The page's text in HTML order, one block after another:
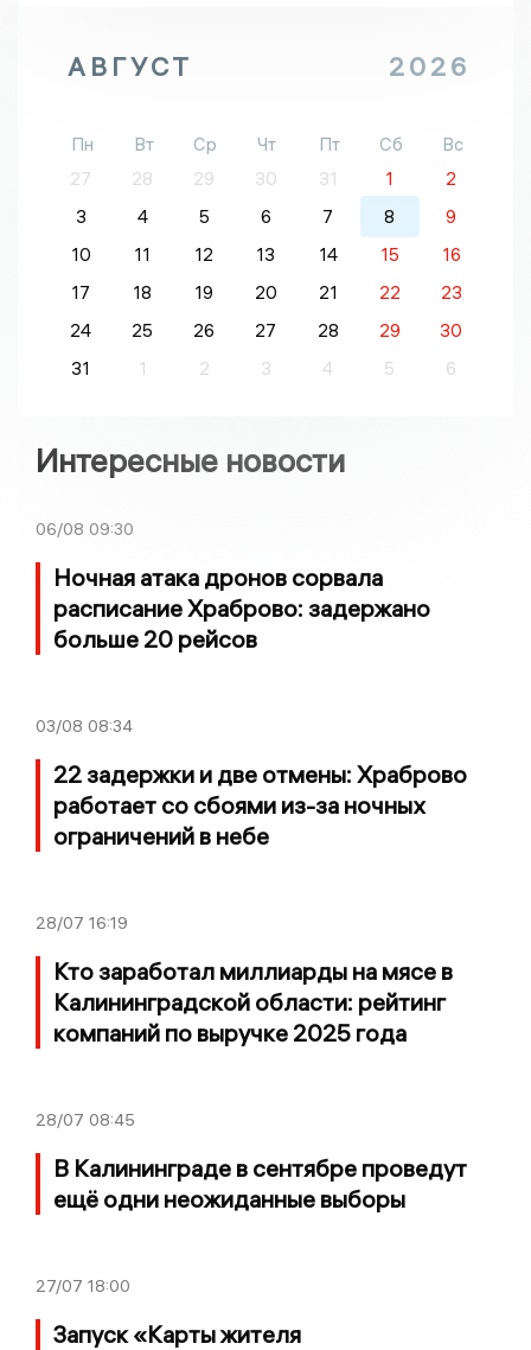
АВГУСТ 2026
Пн Вт Ср Чт Пт Сб
Вс
27
28 29 30 31 1
2
3
4 5 6 7 8
9
10
11 12 13 14 15
16
17
18 19 20 21 22
23
24
25 26 27 28 29
30
31
1 2 3 4 5 6
Интересные новости
06/08 09:30
Ночная атака дронов сорвала
расписание Храброво: задержано
больше 20 рейсов
03/08 08:34
22 задержки и две отмены: Храброво
работает со сбоями из-за ночных
ограничений в небе
28/07 16:19
Кто заработал миллиарды на мясе в
Калининградской области: рейтинг
компаний по выручке 2025 года
28/07 08:45
В Калининграде в сентябре проведут
ещё одни неожиданные выборы
27/07 18:00
Запуск «Карты жителя